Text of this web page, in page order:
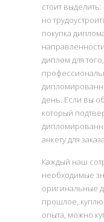
стоит
но
покупка
диплом для
день. Если вы
который
анкету для
Каждый наш
необходимые
оригинальные
прошлое,
опыта, можно